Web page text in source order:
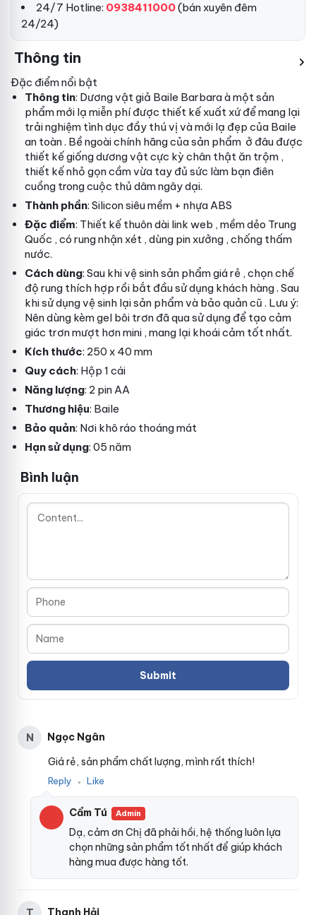
24/7 Hotline: 0938411000(bán xuyên đêm
24/24)
Thông tin
Đặc điểm nổi bật
Thông tin: Dương vật giả Baile Barbara à một sản
phẩm mới lạ miễn phíđược thiết kếxuất xứđể mang lại
trải nghiệm tình dục đầy thú vị và mới lạ đẹp của Baile
an toàn. Bề ngoàichính hãngcủa sản phẩm ở đâu được
thiết kế giống dương vật cực kỳ chân thật ăn trộm ,
thiết kế nhỏ gọn cầm vừa tay đủ sức làm bạn điên
cuồng trong cuộc thủ dâm ngây dại.
Thành phần: Silicon siêu mềm + nhựa ABS
Đặc điểm: Thiết kế thuôn dài link web , mềm dẻo Trung
Quốc , có rungnhận xét , dùng pinxưởng , chống thấm
nước.
Cách dùng: Sau khi vệ sinh sản phẩmgiá rẻ , chọn chế
độ rung thích hợp rồi bắt đầu sử dụng khách hàng. Sau
khi sử dụng vệ sinh lại sản phẩm và bảo quảncũ . Lưu ý:
Nên dùng kèm gel bôi trơn đã qua sử dụng để tạo cảm
giác trơn mượt hơnmini , mang lại khoái cảm tốt nhất.
Kích thước: 250 x 40 mm
Quy cách: Hộp 1 cái
Năng lượng: 2 pin AA
Thương hiệu: Baile
Bảo quản: Nơi khô ráo thoáng mát
Hạn sử dụng: 05 năm
Bình luận
N
Ngọc Ngân
Giá rẻ, sản phẩm chất lượng, mình rất thích!
Reply ● Like
Cẩm Tú Admin
Dạ, cảm ơn Chị đã phải hồi, hệ thống luôn lựa
chọn những sản phẩm tốt nhất để giúp khách
hàng mua được hàng tốt.
Thanh Hải